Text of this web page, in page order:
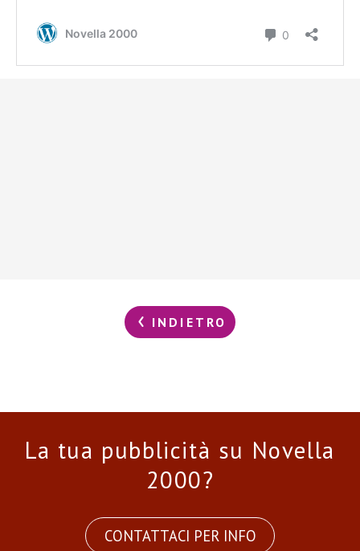
INDIETRO
La tua pubblicità su Novella
2000?
CONTATTACI PER INFO